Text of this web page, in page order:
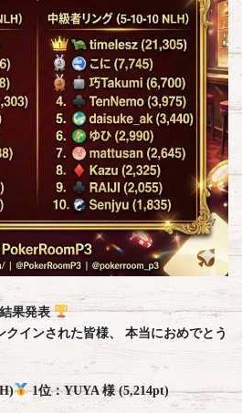
果発表
クインされた皆様、 本当におめでとう
1位：YUYA 様 (5,214pt)